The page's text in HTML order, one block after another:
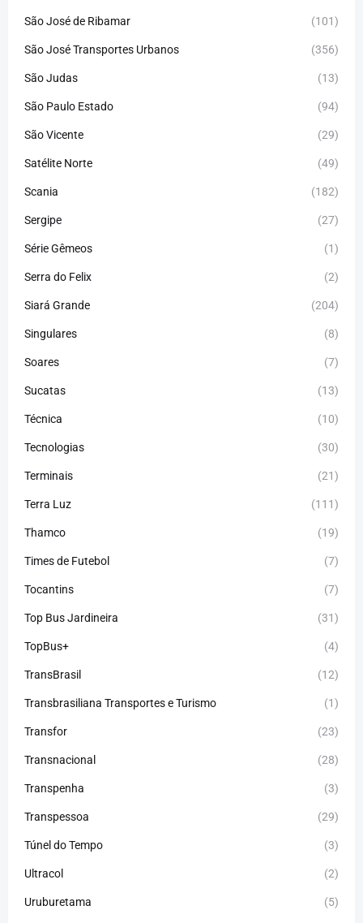
São José de Ribamar (101)
São José Transportes Urbanos (356)
São Judas (13)
São Paulo Estado (94)
São Vicente (29)
Satélite Norte (49)
Scania (182)
Sergipe (27)
Série Gêmeos (1)
Serra do Felix (2)
Siará Grande (204)
Singulares (8)
Soares (7)
Sucatas (13)
Técnica (10)
Tecnologias (30)
Terminais (21)
Terra Luz (111)
Thamco (19)
Times de Futebol (7)
Tocantins (7)
Top Bus Jardineira (31)
TopBus+ (4)
TransBrasil (12)
Transbrasiliana Transportes e Turismo (1)
Transfor (23)
Transnacional (28)
Transpenha (3)
Transpessoa (29)
Túnel do Tempo (3)
Ultracol (2)
Uruburetama (5)